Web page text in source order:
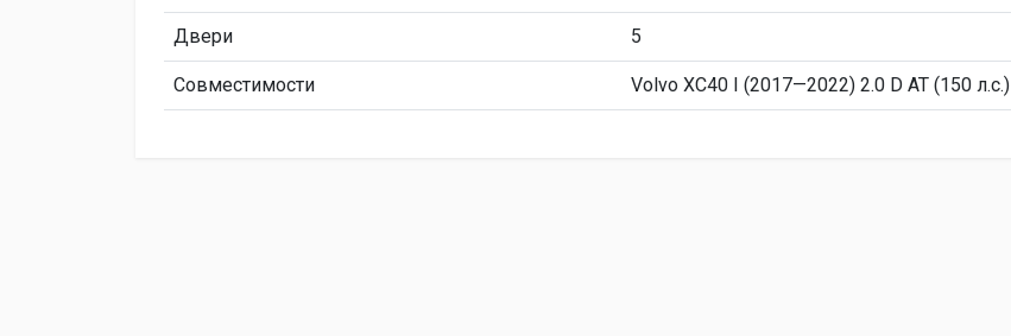
Двери 5
Совместимости Volvo XC40 I (2017—2022) 2.0 D AT (150 л.с.)